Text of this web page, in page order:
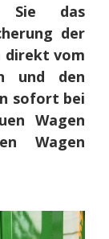
Sie das
der
direkt vom
und den
sofort bei
Wagen
Wagen